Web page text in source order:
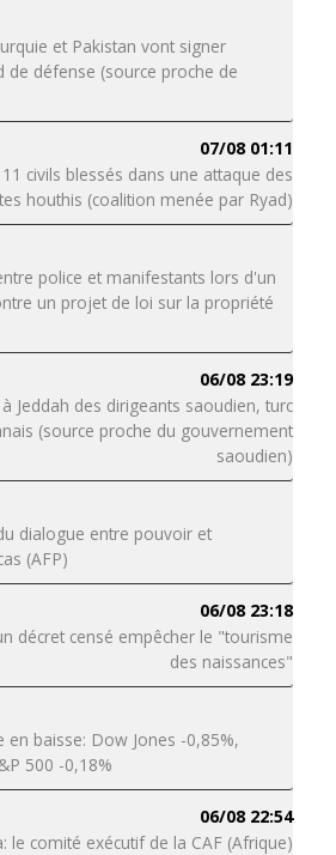
et Pakistan vont signer
de défense (source proche de
07/08 01:11
civils blessés dans une attaque des
houthis (coalition menée par Ryad)
police et manifestants lors d'un
un projet de loi sur la propriété
06/08 23:19
Jeddah des dirigeants saoudien, turc
(source proche du gouvernement
saoudien)
dialogue entre pouvoir et
(AFP)
06/08 23:18
décret censé empêcher le "tourisme
des naissances"
en baisse: Dow Jones -0,85%,
500 -0,18%
06/08 22:54
le comité exécutif de la CAF (Afrique)